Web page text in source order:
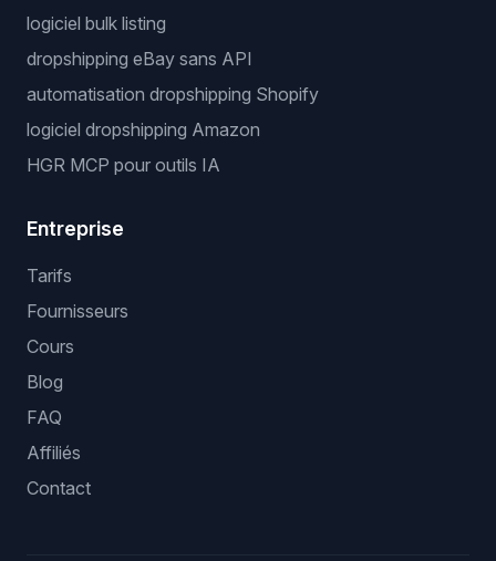
logiciel bulk listing
dropshipping eBay sans API
automatisation dropshipping Shopify
logiciel dropshipping Amazon
HGR MCP pour outils IA
Entreprise
Tarifs
Fournisseurs
Cours
Blog
FAQ
Affiliés
Contact